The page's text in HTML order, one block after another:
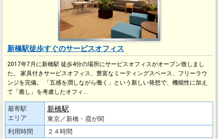
新橋駅徒歩すぐのサービスオフィス
2017年7月に新橋駅 徒歩4分の場所にサービスオフィスがオープン致しまし
た。 家具付きサービスオフィス、豊富なミーティングスペース、フリーラウ
ンジを完備。 「五感を潤しながら働く」という新しい発想で、機能性に加え
て「癒し」を考慮したオフィ…
最寄駅
エリア
新橋駅
東京／新橋・霞が関
利用時間
２４時間